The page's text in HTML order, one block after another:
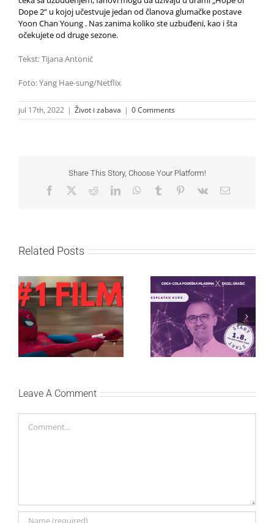
Dope 2“ u kojoj učestvuje jedan od članova glumačke postave
Yoon Chan Young . Nas zanima koliko ste uzbuđeni, kao i šta
očekujete od druge sezone.
Tekst: Tijana Antonić
Foto: Yang Hae-sung/Netflix
jul 17th, 2022 | Život i zabava | 0 Comments
Share This Story, Choose Your Platform!
Facebook RedditLinkedInWhatsApp
Tumblr Pinterest
Vk Email
Related Posts
Najuspešnije otvaranje
studijskog filma u Srbiji:
Spajdermen: Novi dan
oborio rekord već prvog
vikenda
Priključi se besplatnoj
regionalnoj AI edukaciji
i nauči kako da
veštačku inteligenciju
primeniš u praksi
Leave A Comment